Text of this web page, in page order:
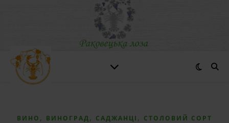
ВИНО , ВИНОГРАД, САДЖАНЦІ , СТОЛОВИЙ СОРТ